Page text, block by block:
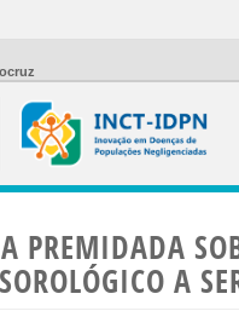
PREMIDADA
SOROLÓGICO A